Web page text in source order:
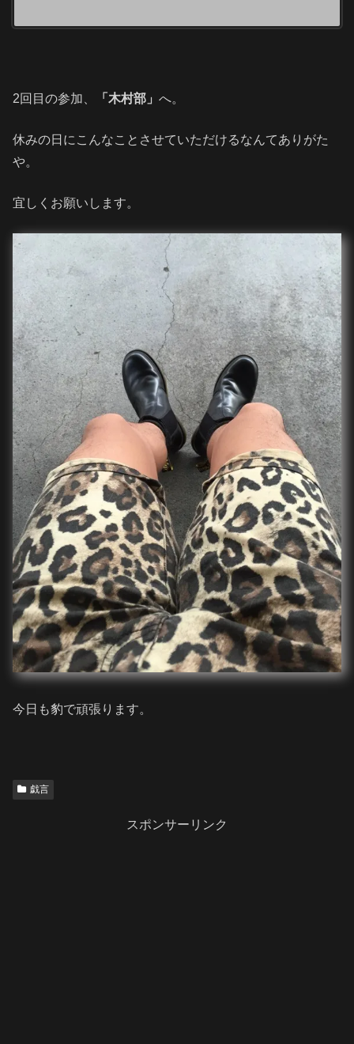
2回目の参加、 「木村部」 へ。
休みの日にこんなことさせていただけるなんてありがた
や。
宜しくお願いします。
今日も豹で頑張ります。
戯言
スポンサーリンク